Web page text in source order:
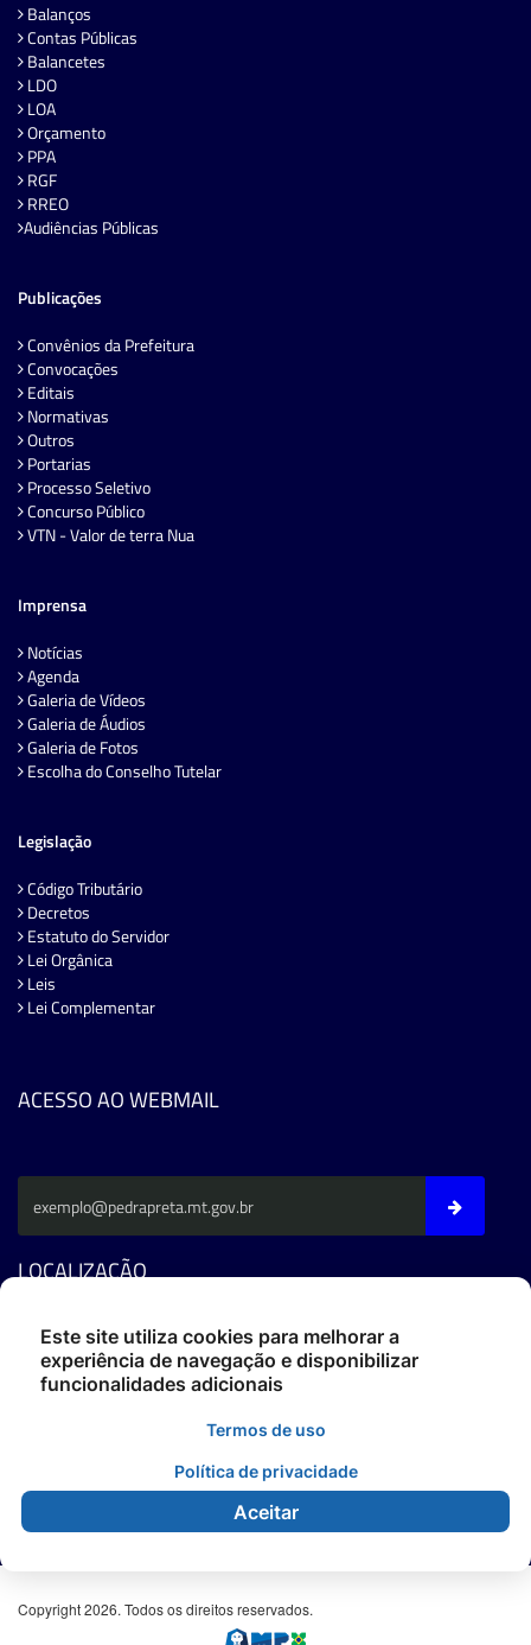
Balanços
Contas Públicas
Balancetes
LDO
LOA
Orçamento
PPA
RGF
RREO
Audiências Públicas
Publicações
Convênios da Prefeitura
Convocações
Editais
Normativas
Outros
Portarias
Processo Seletivo
Concurso Público
VTN - Valor de terra Nua
Imprensa
Notícias
Agenda
Galeria de Vídeos
Galeria de Áudios
Galeria de Fotos
Escolha do Conselho Tutelar
Legislação
Código Tributário
Decretos
Estatuto do Servidor
Lei Orgânica
Leis
Lei Complementar
ACESSO AO WEBMAIL
LOCALIZAÇÃO
Av. Fernando C. Da Costa - CEP: 78795-000 - Pedra Preta/MT
Fone: (66) 3486-4400
ouvidoria@pedrapreta.mt.gov.br
Copyright 2026. Todos os direitos reservados.
Este site utiliza cookies para melhorar a
experiência de navegação e disponibilizar
funcionalidades adicionais
Termos de uso
Política de privacidade
Aceitar